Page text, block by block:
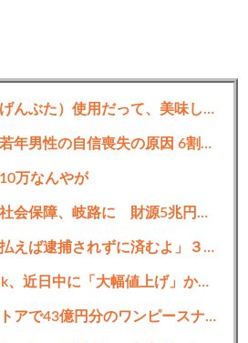
彼女「三元豚（さんげんぶた）使用だって、美味しそうだね」 ワイ「さんげんとん、ね」
【悲報】株式投資は若年男性の自信喪失の原因 6割超が｢人生の敗者｣自認
万なんやが
【消費減税】日本の社会保障、岐路に 財源5兆円見通し立たず
偽警察官「保釈金を払えば逮捕されずに済むよ」３０代男性が1342万円だまし取られる
【AI】中国DeepSeek、近日中に「大幅値上げ」か API料金ページに追記
【悲報】ジャンプストアで43億円分のワンピースナルトグッズを購入してキャンセルを繰り返していた32歳女逮捕